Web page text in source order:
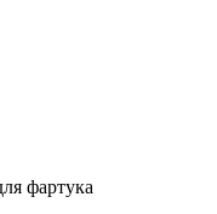
фартука